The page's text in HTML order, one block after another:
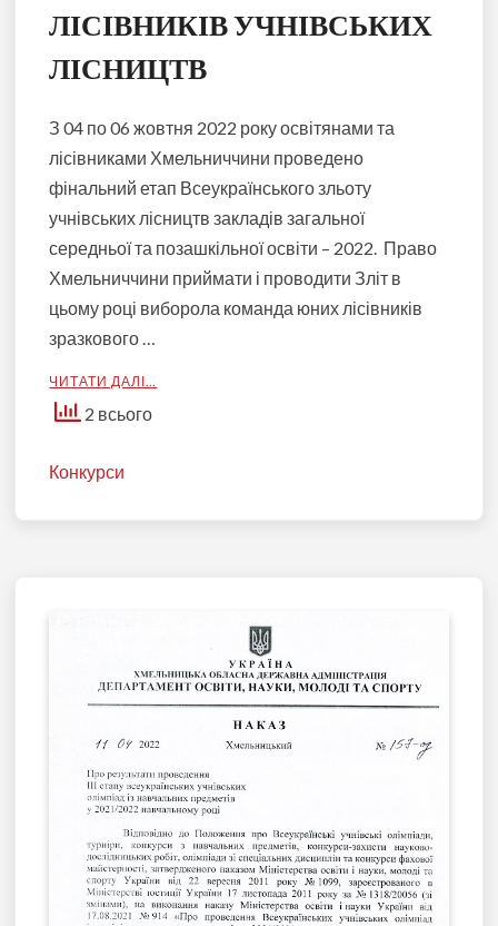
ЛІСІВНИКІВ УЧНІВСЬКИХ
ЛІСНИЦТВ
З 04 по 06 жовтня 2022 року освітянами та
лісівниками Хмельниччини проведено
фінальний етап Всеукраїнського зльоту
учнівських лісництв закладів загальної
середньої та позашкільної освіти – 2022. Право
Хмельниччини приймати і проводити Зліт в
цьому році виборола команда юних лісівників
зразкового …
ЧИТАТИ ДАЛІ…
2 всього
Конкурси